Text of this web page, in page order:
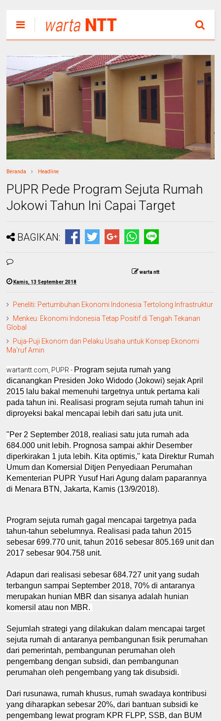
Beranda Headline
PUPR Pede Program Sejuta Rumah
Jokowi Tahun Ini Capai Target
BAGIKAN:
warta ntt
Kamis, 13 September 2018
Peneliti: Pertumbuhan Ekonomi Indonesia Tertolong Infrastruktur
Menkeu: Ekonomi Indonesia Tetap Positif di Tengah Tekanan
Global
Puja-Puji Ekonom dan Pelaku Usaha untuk Konsep Ekonomi
Ma'ruf Amin
wartantt.com, PUPR - Program sejuta rumah yang
dicanangkan Presiden Joko Widodo (Jokowi) sejak April
2015 lalu bakal memenuhi targetnya untuk pertama kali
pada tahun ini. Realisasi program sejuta rumah tahun ini
diproyeksi bakal mencapai lebih dari satu juta unit.
"Per 2 September 2018, realiasi satu juta rumah ada
684.000 unit lebih. Prognosa sampai akhir Desember
diperkirakan 1 juta lebih. Kita optimis," kata Direktur Rumah
Umum dan Komersial Ditjen Penyediaan Perumahan
Kementerian PUPR Yusuf Hari Agung dalam paparannya
di Menara BTN, Jakarta, Kamis (13/9/2018).
Program sejuta rumah gagal mencapai targetnya pada
tahun-tahun sebelumnya. Realisasi pada tahun 2015
sebesar 699.770 unit, tahun 2016 sebesar 805.169 unit dan
2017 sebesar 904.758 unit.
Adapun dari realisasi sebesar 684.727 unit yang sudah
terbangun sampai September 2018, 70% di antaranya
merupakan hunian MBR dan sisanya adalah hunian
komersil atau non MBR.
Sejumlah strategi yang dilakukan dalam mencapai target
sejuta rumah di antaranya pembangunan fisik perumahan
dari pemerintah, pembangunan perumahan oleh
pengembang dengan subsidi, dan pembangunan
perumahan oleh pengembang yang tak disubsidi.
Dari rusunawa, rumah khusus, rumah swadaya kontribusi
yang diharapkan sebesar 20%, dari bantuan subsidi ke
pengembang lewat program KPR FLPP, SSB, dan BUM